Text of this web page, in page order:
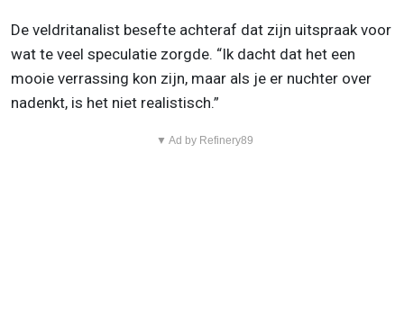
De veldritanalist besefte achteraf dat zijn uitspraak voor
wat te veel speculatie zorgde. “Ik dacht dat het een
mooie verrassing kon zijn, maar als je er nuchter over
nadenkt, is het niet realistisch.”
▼ Ad by Refinery89